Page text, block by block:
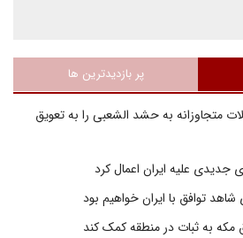
پر بازدیدترین ها
متجاوزانه به حشد الشعبی را به تعویق
جدیدی علیه ایران اعمال کرد
توافق با ایران خواهیم بود
مکه به ثبات در منطقه کمک کند